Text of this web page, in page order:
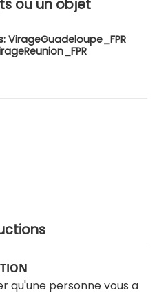
ou un objet
VirageGuadeloupe_FPR
qu'une personne vous a